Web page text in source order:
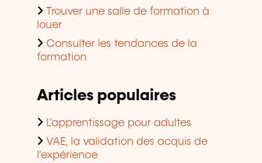
Trouver une salle de formation à
louer
Consulter les tendances de la
formation
Articles populaires
L'apprentissage pour adultes
VAE, la validation des acquis de
l'expérience